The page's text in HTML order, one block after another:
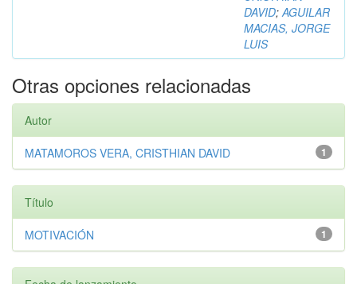
DAVID;AGUILAR
MACIAS, JORGE
LUIS
Otras opciones relacionadas
Autor
1
MATAMOROS VERA, CRISTHIAN DAVID
Título
1
MOTIVACIÓN